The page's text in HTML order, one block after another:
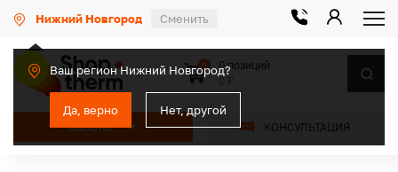
Нижний Новгород Сменить
Ваш регион Нижний Новгород?
Да, верно Нет, другой
КАТАЛОГ КОНСУЛЬТАЦИЯ
0
0 позиций